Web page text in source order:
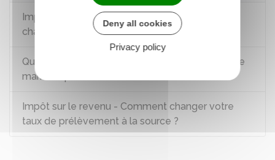
Impôt sur le revenu - Qu'est-ce qu'un enfant à
charge ?
Qui doit régler les dettes fiscales dans un couple
marié ou pacsé ?
Impôt sur le revenu - Comment changer votre
taux de prélèvement à la source ?
Deny all cookies
Privacy policy